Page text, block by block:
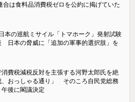
は食料品消費税ゼロを公約に掲げていた
本の巡航ミサイル「‌トマホーク」発射試験
日本の脅威に「追加の軍事的選択肢」を
費税減税反対を主張する河野太郎氏を絶
、おっしゃる通り」 そのころ自民党総務
後に閣議決定